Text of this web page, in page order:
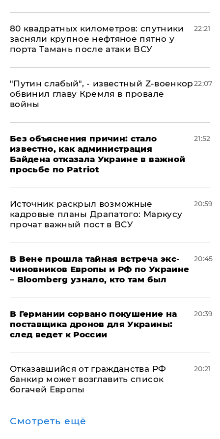
80 квадратных километров: спутники
засняли крупное нефтяное пятно у
порта Тамань после атаки ВСУ
22:21
​"Путин слабый", - известный Z-военкор
обвинил главу Кремля в провале
войны
22:07
Без объяснения причин: стало
известно, как администрация
Байдена отказала Украине в важной
просьбе по Patriot
21:52
​Источник раскрыл возможные
кадровые планы Драпатого: Маркусу
прочат важный пост в ВСУ
20:59
В Вене прошла тайная встреча экс-
чиновников Европы и РФ по Украине
– Bloomberg узнало, кто там был
20:45
​В Германии сорвано покушение на
поставщика дронов для Украины:
след ведет к России
20:39
Отказавшийся от гражданства РФ
банкир может возглавить список
богачей Европы
20:21
Смотреть ещё